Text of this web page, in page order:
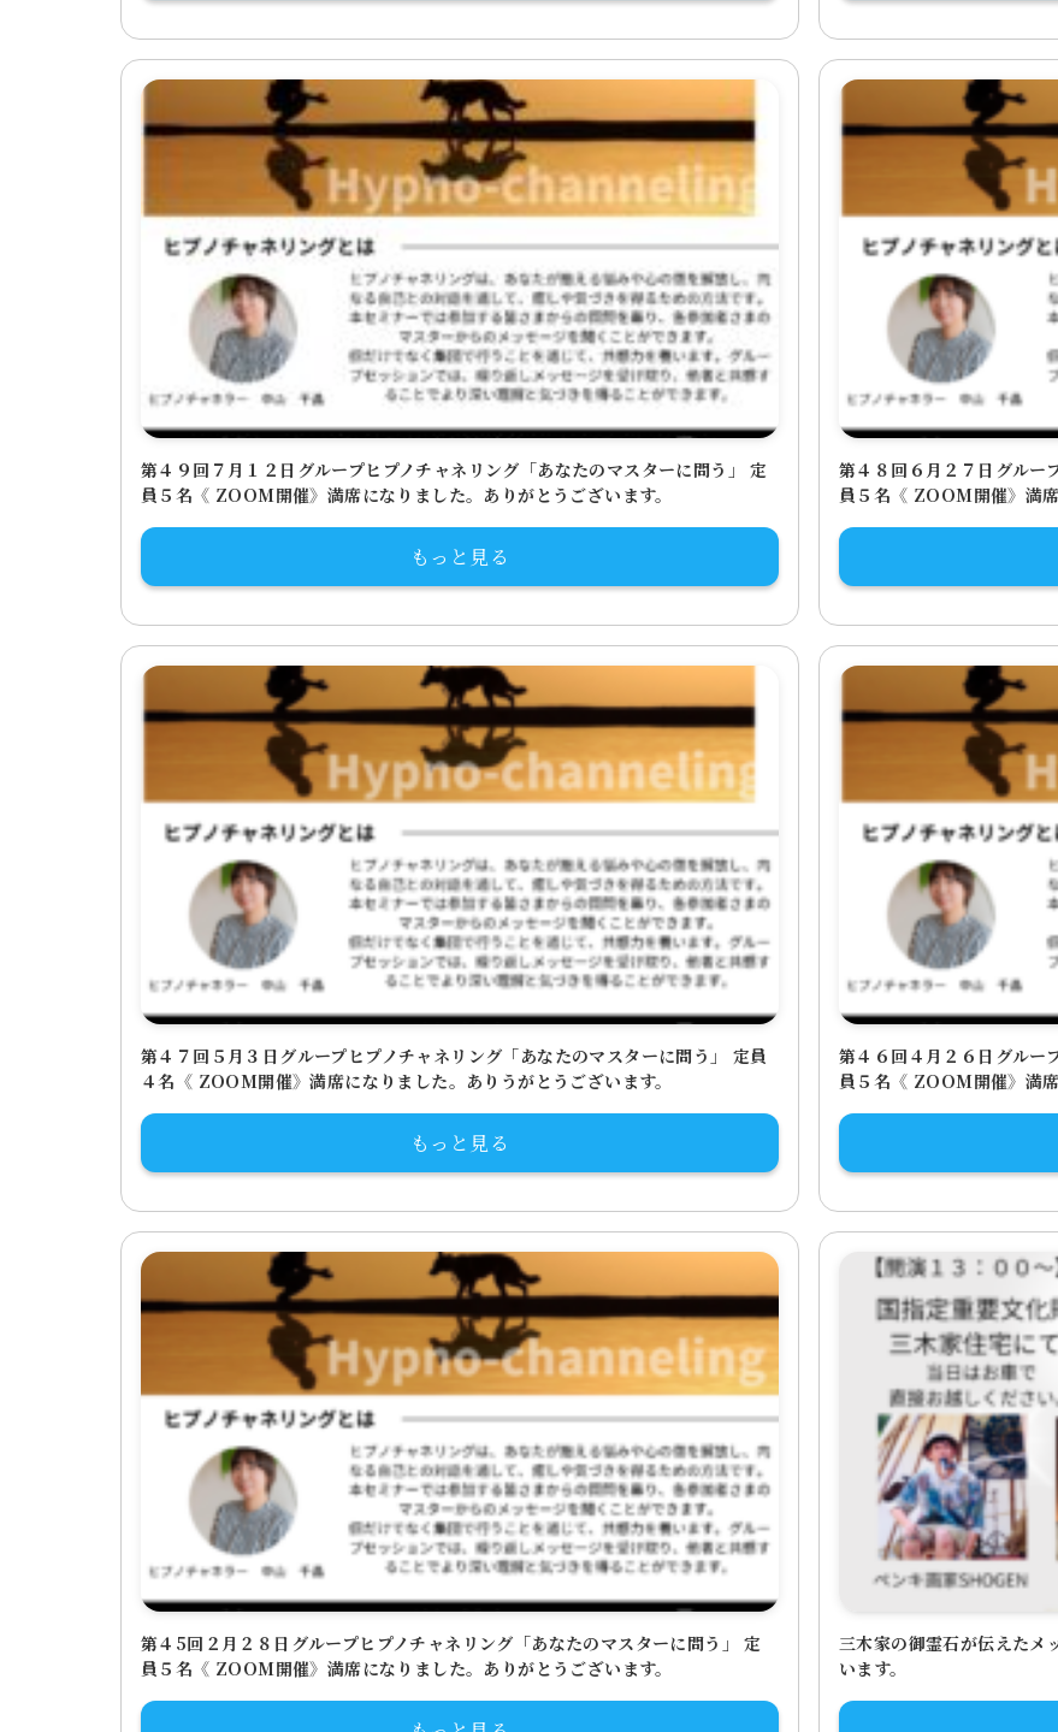
第４９回７月１２日グループヒプノチャネリング「あなたのマスターに問う」 定
員５名《 ZOOM開催》満席になりました。ありがとうございます。
もっと見る
第４８回６月２７日グルー
員５名《 ZOOM開催》満
第４７回５月３日グループヒプノチャネリング「あなたのマスターに問う」 定員
４名《 ZOOM開催》満席になりました。ありうがとうございます。
もっと見る
第４６回４月２６日グルー
員５名《 ZOOM開催》満
第４5回２月２８日グループヒプノチャネリング「あなたのマスターに問う」 定
員５名《 ZOOM開催》満席になりました。ありがとうございます。
三木家の御霊石が伝えた
います。